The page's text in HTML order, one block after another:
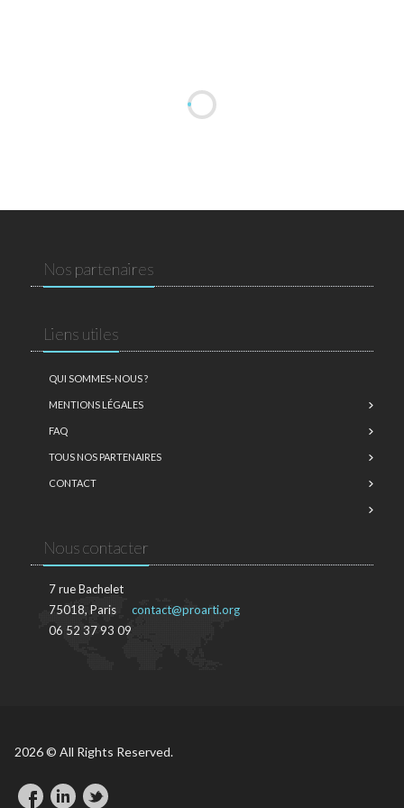
Nos partenaires
Liens utiles
QUI SOMMES-NOUS ?
MENTIONS LÉGALES
FAQ
TOUS NOS PARTENAIRES
CONTACT
Nous contacter
7 rue Bachelet
75018, Paris
06 52 37 93 09
contact@proarti.org
2026 © All Rights Reserved.